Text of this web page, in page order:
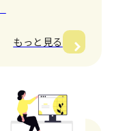
もっと見る